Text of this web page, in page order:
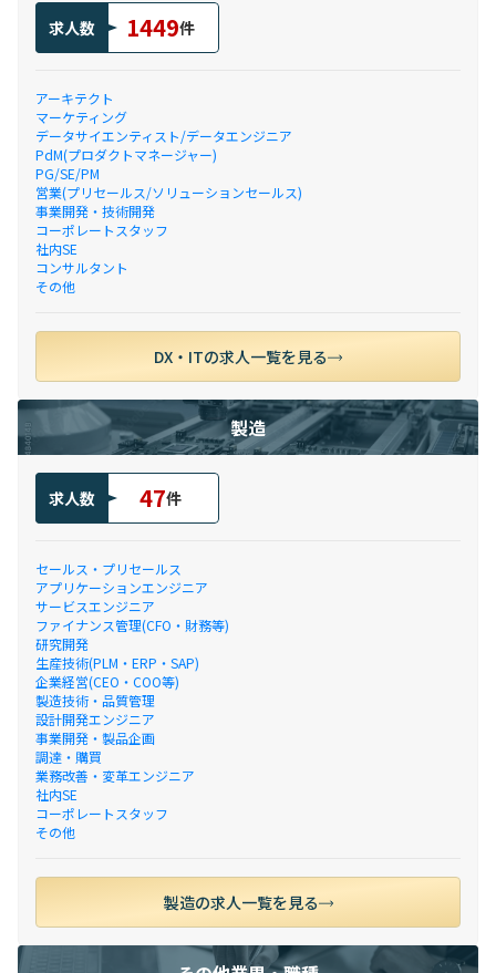
求人数 1449件
アーキテクト
マーケティング
データサイエンティスト/データエンジニア
PdM(プロダクトマネージャー)
PG/SE/PM
営業(プリセールス/ソリューションセールス)
事業開発・技術開発
コーポレートスタッフ
社内SE
コンサルタント
その他
DX・ITの求人一覧を見る
製造
求人数 47件
セールス・プリセールス
アプリケーションエンジニア
サービスエンジニア
ファイナンス管理(CFO・財務等)
研究開発
生産技術(PLM・ERP・SAP)
企業経営(CEO・COO等)
製造技術・品質管理
設計開発エンジニア
事業開発・製品企画
調達・購買
業務改善・変革エンジニア
社内SE
コーポレートスタッフ
その他
製造の求人一覧を見る